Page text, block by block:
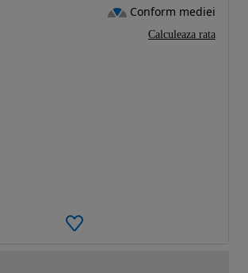
Conform mediei
Calculeaza rata